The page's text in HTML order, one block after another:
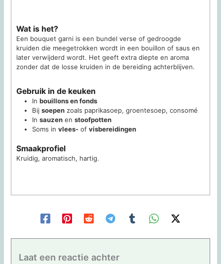
Wat is het?
Een bouquet garni is een bundel verse of gedroogde
kruiden die meegetrokken wordt in een bouillon of saus en
later verwijderd wordt. Het geeft extra diepte en aroma
zonder dat de losse kruiden in de bereiding achterblijven.
Gebruik in de keuken
Inbouillons en fonds
Bijsoepen zoals paprikasoep, groentesoep, consomé
Insauzen enstoofpotten
Soms invlees- ofvisbereidingen
Smaakprofiel
Kruidig, aromatisch, hartig.
Laat een reactie achter